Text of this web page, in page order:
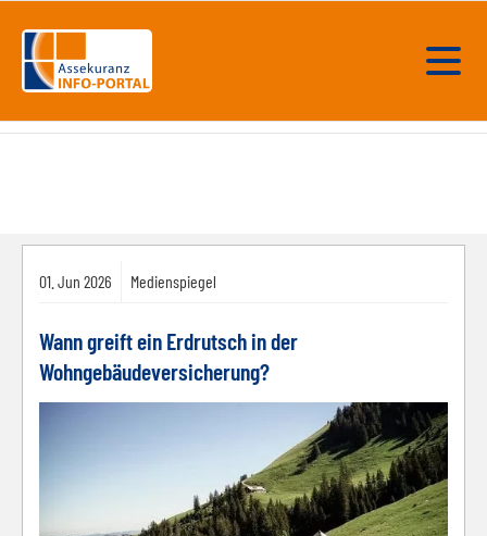
01. Jun 2026 Medienspiegel
Wann greift ein Erdrutsch in der
Wohngebäudeversicherung?